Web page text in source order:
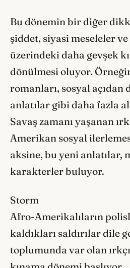
Bu dönemin bir diğer
şiddet, siyasi meseleler
üzerindeki daha gevşek
dönülmesi oluyor.
romanları, sosyal
anlatılar gibi daha fazla
Savaş zamanı yaşanan
Amerikan sosyal
aksine, bu yeni anlatılar,
karakterler buluyor.
Storm
Afro-Amerikalıların
kaldıkları saldırılar dile
toplumunda var olan